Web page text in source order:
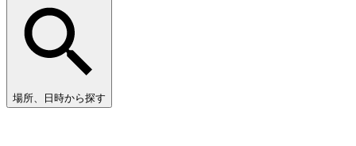
場所、日時から探す